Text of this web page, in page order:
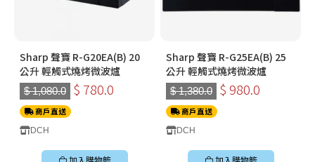
Sharp 聲寶 R-G20EA(B) 20
公升 輕觸式燒烤微波爐
$ 1,080.0 $ 780.0
商戶直送
DCH
Sharp 聲寶 R-G25EA(B) 25
公升 輕觸式燒烤微波爐
$ 1,380.0 $ 980.0
商戶直送
DCH